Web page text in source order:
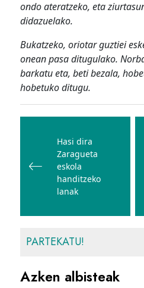
ondo ateratzeko, eta
didazuelako.
Bukatzeko, oriotar guztiei
onean pasa ditugulako.
barkatu eta, beti bezala,
hobetuko ditugu.
Bidalketetan
nabigatu
Hasi dira
Zaragueta
eskola
handitzeko
lanak
PARTEKATU!
Azken albisteak